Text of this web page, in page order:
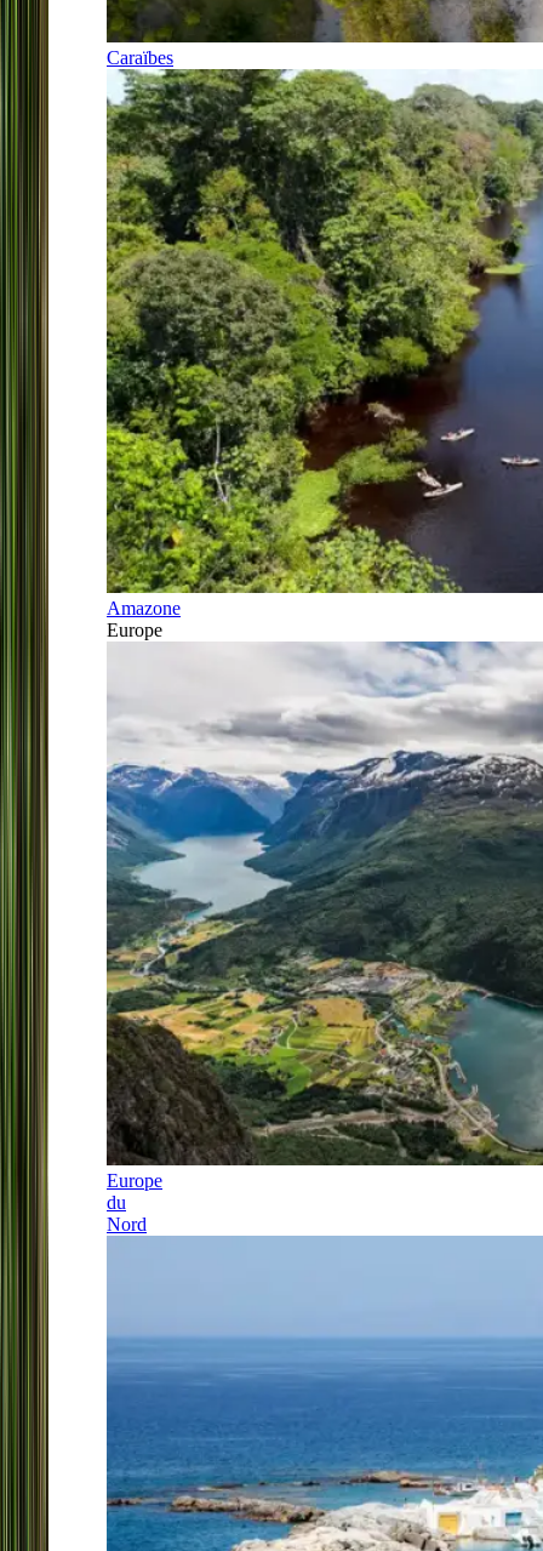
Caraïbes
Amazone
Europe
Europe
du
Nord